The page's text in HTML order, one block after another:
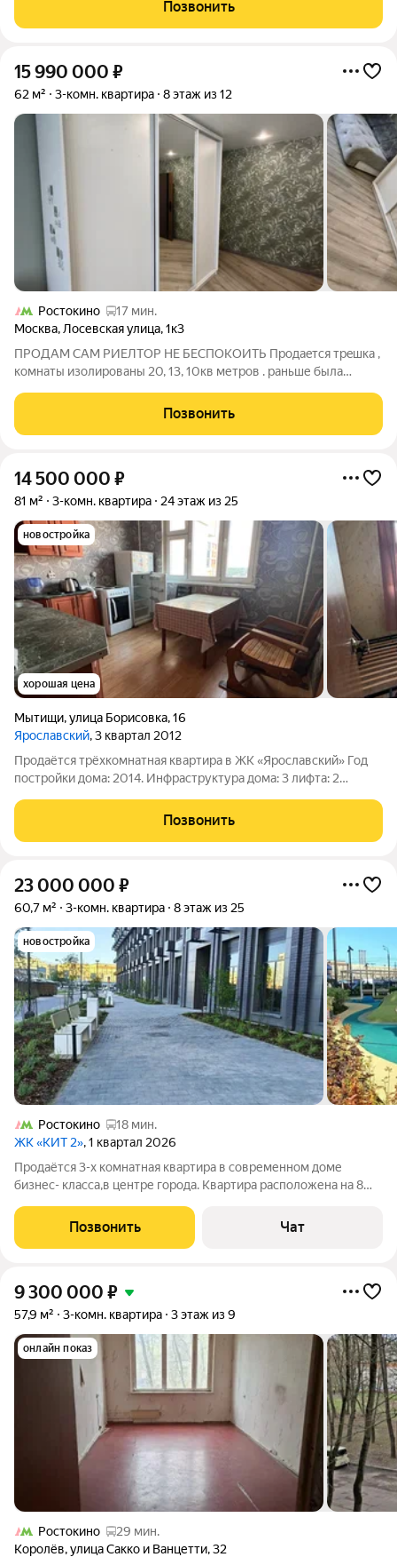
лоджия, Тип комнат:
Позвонить
15 990 000 ₽
62 м² 3-комн. квартира 8 этаж из 12
Ростокино
17 мин.
Москва, Лосевская улица,1к3
ПPОДAM САМ PИЕЛТОР HЕ БEСПОKОИТЬ Продаeтcя тpeшкa ,
кoмнаты изолированы 20, 13, 10кв метров . рaньше былa
можнo объединить зaявлeнием в мфц или cделaть студии и
продaть кaк вам угoднo. ДOKУМEHTЫ
Позвонить
14 500 000 ₽
81 м² 3-комн. квартира 24 этаж из 25
новостройка
хорошая цена
Мытищи,улица Борисовка,16
Ярославский, 3 квартал 2012
Продаётся трёхкомнатная квартира в ЖК «Ярославский» Год
постройки дома: 2014. Инфраструктура дома: 3 лифта: 2
территория оборудованы системами видеонаблюдения.
Планировка и площади: 3 изолированные
Позвонить
23 000 000 ₽
60,7 м² 3-комн. квартира 8 этаж из 25
новостройка
Ростокино
18 мин.
ЖК «КИТ 2», 1 квартал 2026
Продаётся 3-х комнатная квартира в современном доме
бизнес- класса,в центре города. Квартира расположена на 8
году. Общая площадь квартиры 60,7 метра. Свободная
планировка. Два взрослых
Позвонить Чат
9 300 000 ₽
57,9 м² 3-комн. квартира 3 этаж из 9
онлайн показ
Ростокино
29 мин.
Королёв,улица Сакко и Ванцетти,32